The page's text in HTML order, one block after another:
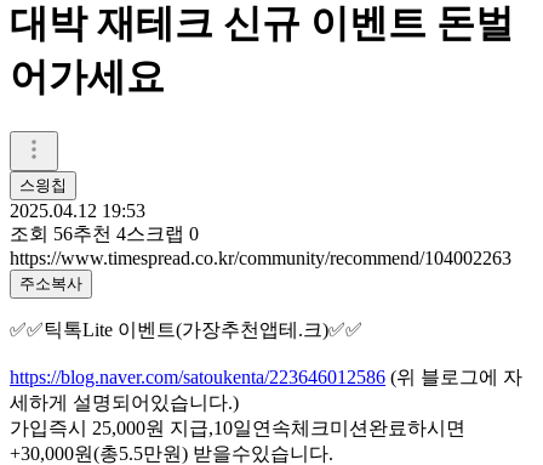
대박 재테크 신규 이벤트 돈벌
어가세요
스읭칩
2025.04.12 19:53
조회 56추천 4스크랩 0
https://www.timespread.co.kr/community/recommend/104002263
주소복사
✅✅틱톡Lite 이벤트(가장추천앱테.크)✅✅
https://blog.naver.com/satoukenta/223646012586 (위 블로그에 자
세하게 설명되어있습니다.)
가입즉시 25,000원 지급,10일연속체크미션완료하시면
+30,000원(총5.5만원) 받을수있습니다.